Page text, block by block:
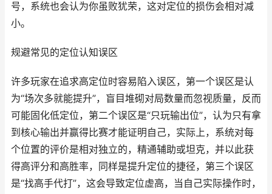
号，系统也会认为你虽败犹荣，这对定位的损伤会相对减
小。
规避常见的定位认知误区
许多玩家在追求高定位时容易陷入误区，第一个误区是认
为“场次多就能提升”，盲目堆砌对局数量而忽视质量，反而
可能固化低定位，第二个误区是“只玩输出位”，认为只有拿
到核心输出并赢得比赛才能证明自己，实际上，系统对每
个位置的评价是相对独立的，精通辅助或坦克，并以此获
得高评分和高胜率，同样是提升定位的捷径，第三个误区
是“找高手代打”，这会导致定位虚高，当自己实际操作时，